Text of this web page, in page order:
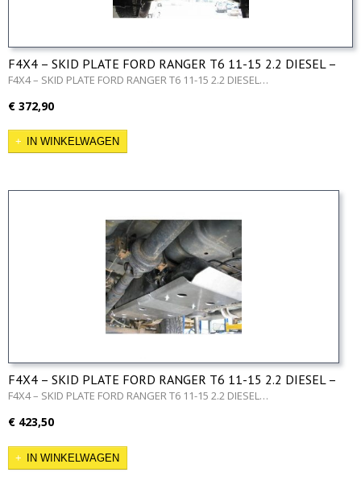
F4X4 – SKID PLATE FORD RANGER T6 11-15 2.2 DIESEL –
Gearbox & Reducer
F4X4 – SKID PLATE FORD RANGER T6 11-15 2.2 DIESEL…
€ 372,90
IN WINKELWAGEN
F4X4 – SKID PLATE FORD RANGER T6 11-15 2.2 DIESEL –
Fuel tank
F4X4 – SKID PLATE FORD RANGER T6 11-15 2.2 DIESEL…
€ 423,50
IN WINKELWAGEN